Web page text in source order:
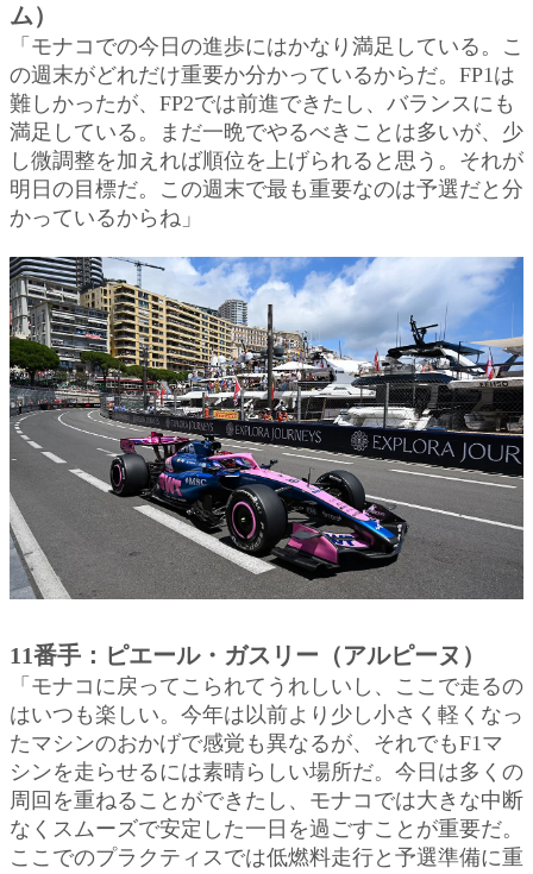
ム）
「モナコでの今日の進歩にはかなり満足している。こ
の週末がどれだけ重要か分かっているからだ。FP1は
難しかったが、FP2では前進できたし、バランスにも
満足している。まだ一晩でやるべきことは多いが、少
し微調整を加えれば順位を上げられると思う。それが
明日の目標だ。この週末で最も重要なのは予選だと分
かっているからね」
11番手：ピエール・ガスリー（アルピーヌ）
「モナコに戻ってこられてうれしいし、ここで走るの
はいつも楽しい。今年は以前より少し小さく軽くなっ
たマシンのおかげで感覚も異なるが、それでもF1マ
シンを走らせるには素晴らしい場所だ。今日は多くの
周回を重ねることができたし、モナコでは大きな中断
なくスムーズで安定した一日を過ごすことが重要だ。
ここでのプラクティスでは低燃料走行と予選準備に重